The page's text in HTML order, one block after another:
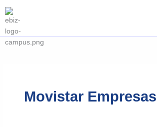
to
content
Movistar Empresas